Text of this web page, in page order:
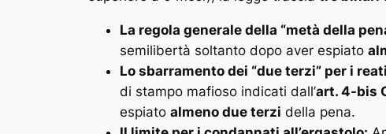
La regola generale della “metà della
semilibertà soltanto dopo aver espiato
Lo sbarramento dei “due terzi” per i
di stampo mafioso indicati dall’art. 4-bis
espiato almeno due terzi della pena.